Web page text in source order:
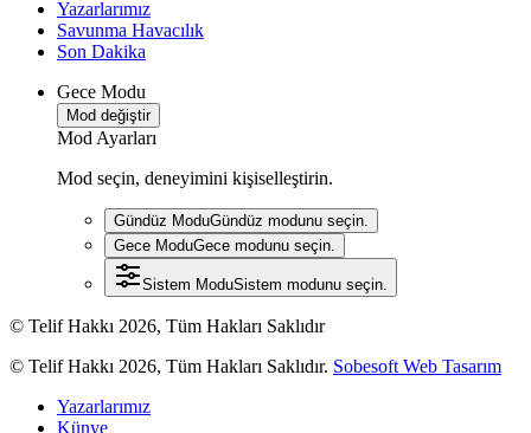
Yazarlarımız
Savunma Havacılık
Son Dakika
Gece Modu
Mod değiştir
Mod Ayarları
Mod seçin, deneyimini kişiselleştirin.
Gündüz ModuGündüz modunu seçin.
Gece ModuGece modunu seçin.
Sistem ModuSistem modunu seçin.
© Telif Hakkı 2026, Tüm Hakları Saklıdır
© Telif Hakkı 2026, Tüm Hakları Saklıdır. Sobesoft Web Tasarım
Yazarlarımız
Künye